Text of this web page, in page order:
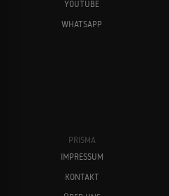
YOUTUBE
WHATSAPP
PRISMA
IMPRESSUM
KONTAKT